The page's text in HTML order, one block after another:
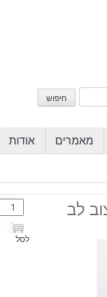
חיפוש
מאמרים אודות
לב
כמות
של
עגילים
לסל